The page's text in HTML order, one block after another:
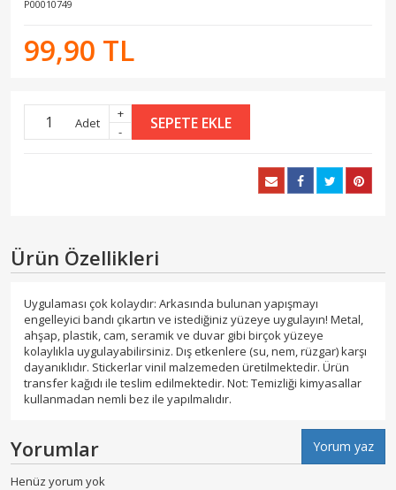
P00010749
99,90 TL
Adet
+
-
SEPETE EKLE
Ürün Özellikleri
Uygulaması çok kolaydır: Arkasında bulunan yapışmayı
engelleyici bandı çıkartın ve istediğiniz yüzeye uygulayın! Metal,
ahşap, plastik, cam, seramik ve duvar gibi birçok yüzeye
kolaylıkla uygulayabilirsiniz. Dış etkenlere (su, nem, rüzgar) karşı
dayanıklıdır. Stickerlar vinil malzemeden üretilmektedir. Ürün
transfer kağıdı ile teslim edilmektedir. Not: Temizliği kimyasallar
kullanmadan nemli bez ile yapılmalıdır.
Yorumlar Yorum yaz
Henüz yorum yok